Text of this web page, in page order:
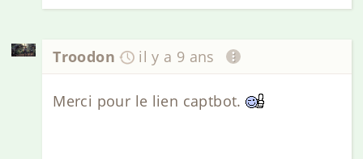
Troodon il y a 9 ans
Merci pour le lien captbot.